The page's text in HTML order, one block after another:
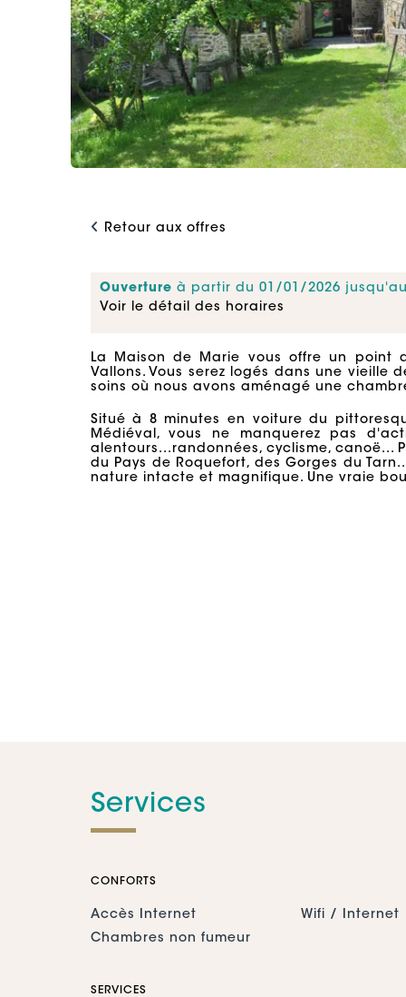
Retour aux offres
Ouverture à partir du 01/01/2026
Voir le détail des horaires
La Maison de Marie vous offre un point
Vallons. Vous serez logés dans une vieille
soins où nous avons aménagé une
Situé à 8 minutes en voiture du
Médiéval, vous ne manquerez pas
alentours...randonnées, cyclisme, canoë...
du Pays de Roquefort, des Gorges du
nature intacte et magnifique. Une vraie
Services
CONFORTS
Accès Internet
Chambres non fumeur
Wifi / Internet
SERVICES